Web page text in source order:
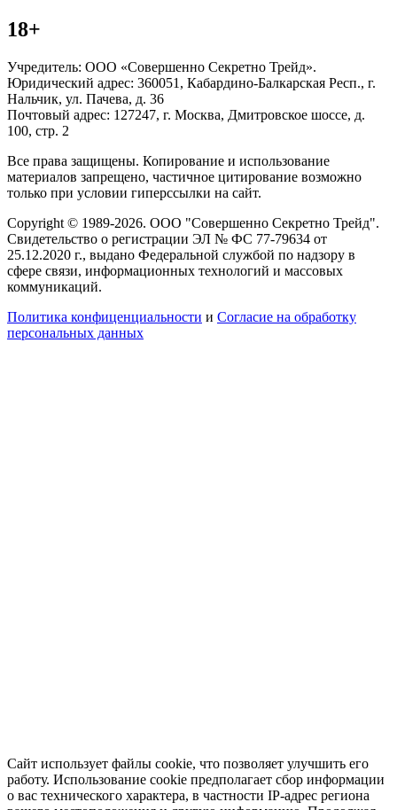
18+
Учредитель: ООО «Совершенно Секретно Трейд».
Юридический адрес: 360051, Кабардино-Балкарская Респ., г.
Нальчик, ул. Пачева, д. 36
Почтовый адрес: 127247, г. Москва, Дмитровское шоссе, д.
100, стр. 2
Все права защищены. Копирование и использование
материалов запрещено, частичное цитирование возможно
только при условии гиперссылки на сайт.
Copyright © 1989-2026. ООО "Совершенно Секретно Трейд".
Свидетельство о регистрации ЭЛ № ФС 77-79634 от
25.12.2020 г., выдано Федеральной службой по надзору в
сфере связи, информационных технологий и массовых
коммуникаций.
Политика конфиценциальности и Согласие на обработку
персональных данных
Сайт использует файлы cookie, что позволяет улучшить его
работу. Использование cookie предполагает сбор информации
о вас технического характера, в частности IP-адрес региона